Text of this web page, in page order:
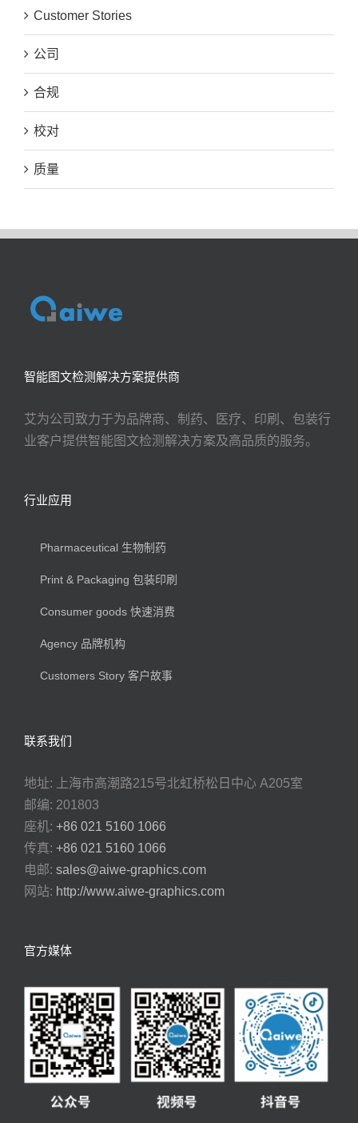
Customer Stories
公司
合规
校对
质量
智能图文检测解决方案提供商
艾为公司致力于为品牌商、制药、医疗、印刷、包装行
业客户提供智能图文检测解决方案及高品质的服务。
行业应用
Pharmaceutical 生物制药
Print & Packaging 包装印刷
Consumer goods 快速消费
Agency 品牌机构
Customers Story 客户故事
联系我们
地址: 上海市高潮路215号北虹桥松日中心 A205室
邮编: 201803
座机: +86 021 5160 1066
传真: +86 021 5160 1066
电邮: sales@aiwe-graphics.com
网站: http://www.aiwe-graphics.com
官方媒体